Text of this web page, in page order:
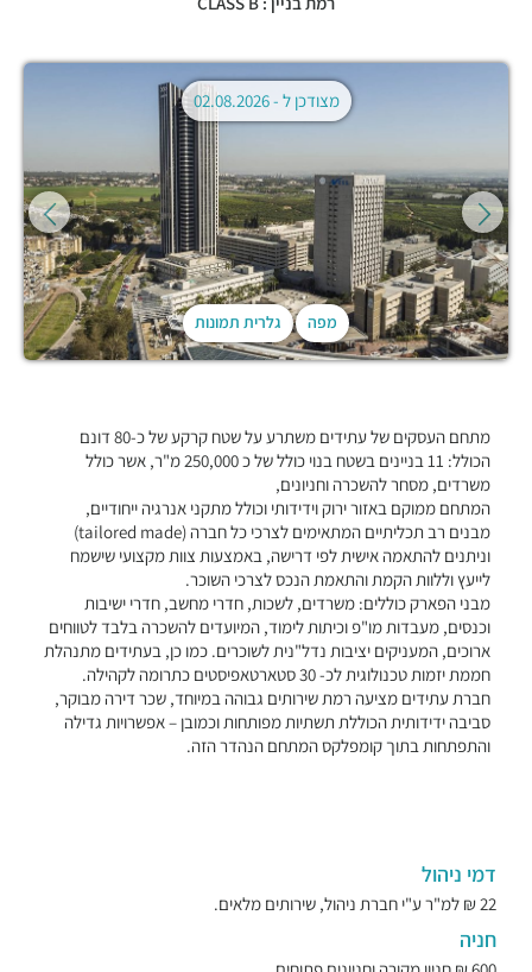
מפה גלרית תמונות
מצודכן ל -02.08.2026
מתחם העסקים של עתידים משתרע על שטח קרקע של כ-80 דונם
הכולל: 11 בניינים בשטח בנוי כולל של כ 250,000 מ"ר, אשר כולל
משרדים, מסחר להשכרה וחניונים,
המתחם ממוקם באזור ירוק וידידותי וכולל מתקני אנרגיה ייחודיים,
מבנים רב תכליתיים המתאימים לצרכי כל חברה (tailored made)
וניתנים להתאמה אישית לפי דרישה, באמצעות צוות מקצועי שישמח
לייעץ וללוות הקמת והתאמת הנכס לצרכי השוכר.
מבני הפארק כוללים: משרדים, לשכות, חדרי מחשב, חדרי ישיבות
וכנסים, מעבדות מו"פ וכיתות לימוד, המיועדים להשכרה בלבד לטווחים
ארוכים, המעניקים יציבות נדל"נית לשוכרים. כמו כן, בעתידים מתנהלת
חממת יזמות טכנולוגית לכ- 30 סטארטאפיסטים כתרומה לקהילה.
חברת עתידים מציעה רמת שירותים גבוהה במיוחד, שכר דירה מבוקר,
סביבה ידידותית הכוללת תשתיות מפותחות וכמובן – אפשרויות גדילה
והתפתחות בתוך קומפלקס המתחם הנהדר הזה.
דמי ניהול
22 ₪ למ"ר ע"י חברת ניהול, שירותים מלאים.
חניה